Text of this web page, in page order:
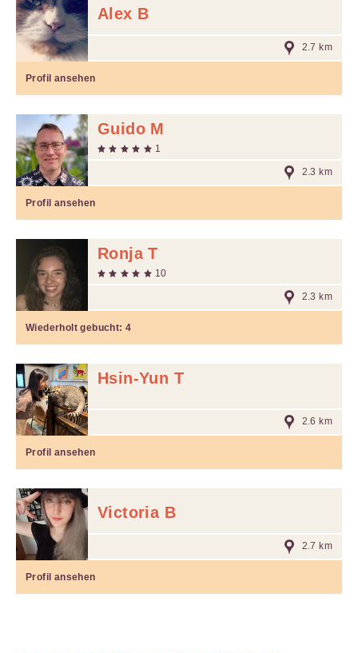
Alex B
2.7 km
Profil ansehen
Guido M
1
2.3 km
Profil ansehen
Ronja T
10
2.3 km
Wiederholt gebucht:4
Hsin-Yun T
2.6 km
Profil ansehen
Victoria B
2.7 km
Profil ansehen